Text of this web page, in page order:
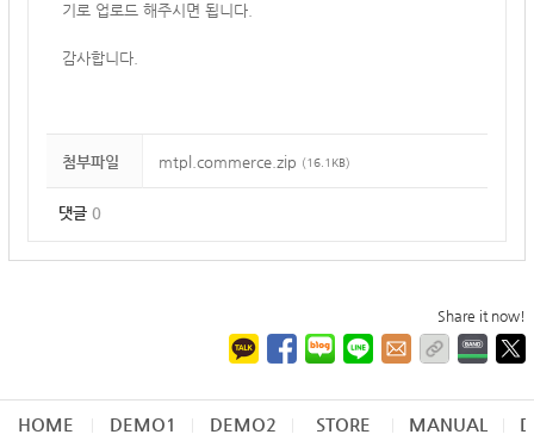
기로 업로드 해주시면 됩니다.
감사합니다.
첨부파일 mtpl.commerce.zip (16.1KB)
댓글 0
Share it now!
HOME DEMO1 DEMO2 STORE MANUAL